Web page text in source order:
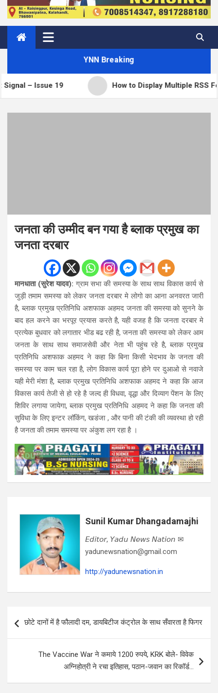
YNN Breaking
19 How to Display Multiple RSS Feeds on
जनता की उम्मीद बन गया है ब्लाक प्रमुख का
जनता दरबार
मानधाता (सुरेश यादव): ग्राम सभा की समस्या के साथ साथ विकास कार्य से
जुड़ी तमाम समस्या को लेकर जनता दरबार मे लोगो का आना अनवरत जारी
है, ब्लाक प्रमुख प्रतिनिधि अशफाक अहमद जनता की समस्या को सुनने के
बाद हल करने का भरपूर प्रयास करते है, यही वजह है कि जनता दरबार मे
प्रत्येक बुधवार को लगातार भीड बढ रही है, जनता की समस्या को लेकर आम
जनता के साथ साथ समाजसेवी और नेता भी पहुंच रहे है, ब्लाक प्रमुख
प्रतिनिधि अशफाक अहमद ने कहा कि बिना किसी भेदभाव के जनता की
समस्या पर काम चल रहा है, लोग विकास कार्य पूरा होने पर दुआओ से नवाजे
यही मेरी मंशा है, ब्लाक प्रमुख प्रतिनिधि अशफाक अहमद ने कहा कि आज
विकास कार्य तेजी से हो रहे है जल्द ही विधवा, वृद्धा और दिव्याग पेंशन के लिए
शिविर लगाया जायेगा, ब्लाक प्रमुख प्रतिनिधि अहमद ने कहा कि जनता की
सुविधा के लिए इन्टर लॉकिंग, खडंजा , और पानी की टंकी की व्यवस्था हो रही
है जनता की तमाम समस्या पर अंकुश लग रहा है ।
Sunil Kumar Dhangadamajhi
𝘌𝘥𝘪𝘵𝘰𝘳, 𝘠𝘢𝘥𝘶 𝘕𝘦𝘸𝘴 𝘕𝘢𝘵𝘪𝘰𝘯 ✉
yadunewsnation@gmail.com
http://yadunewsnation.in
navigation
छोटे दानों में है फौलादी दम, डायबिटीज कंट्रोल के साथ सँवारता है फिगर
The Vaccine War ने कमाये 1200 रुपये, KRK बोले- विवेक
अग्निहोत्री ने रचा इतिहास, पठान-जवान का रिकॉर्ड…